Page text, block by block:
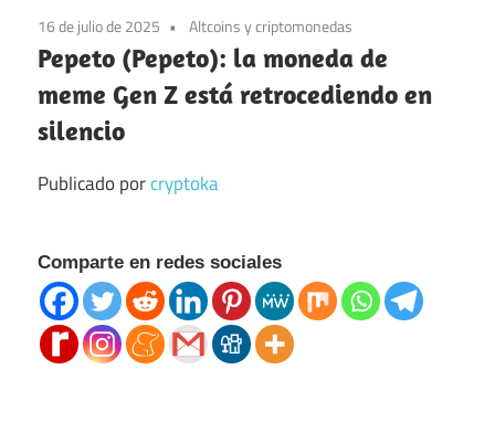
16 de julio de 2025 Altcoins y criptomonedas
Pepeto (Pepeto): la moneda de
meme Gen Z está retrocediendo en
silencio
Publicado porcryptoka
Comparte en redes sociales